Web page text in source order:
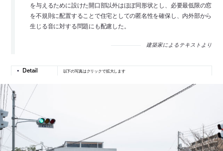
を与えるために設けた開口部以外はほぼ同形状とし、必要最低限の窓
を不規則に配置することで住宅としての匿名性を確保し、内外部から
生じる音に対する問題にも配慮した。
建築家によるテキストより
以下の写真はクリックで拡大します